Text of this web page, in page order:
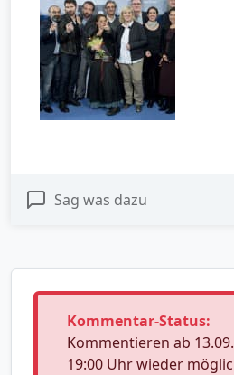
Sag was dazu
Kommentar-Status:
Kommentieren ab
19:00 Uhr wieder